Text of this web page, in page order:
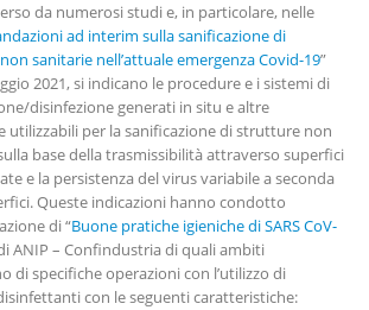
da numerosi studi e, in particolare, nelle
ad interim sulla sanificazione di
sanitarie nell’attuale emergenza Covid-19”
2021, si indicano le procedure e i sistemi di
disinfezione generati in situ e altre
utilizzabili per la sanificazione di strutture non
base della trasmissibilità attraverso superfici
e la persistenza del virus variabile a seconda
Queste indicazioni hanno condotto
di “Buone pratiche igieniche di SARS CoV-
ANIP – Confindustria di quali ambiti
di specifiche operazioni con l’utilizzo di
con le seguenti caratteristiche: